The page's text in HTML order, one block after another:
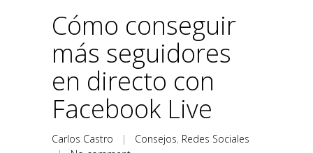
Cómo conseguir
más seguidores
en directo con
Facebook Live
Carlos Castro | Consejos, Redes Sociales